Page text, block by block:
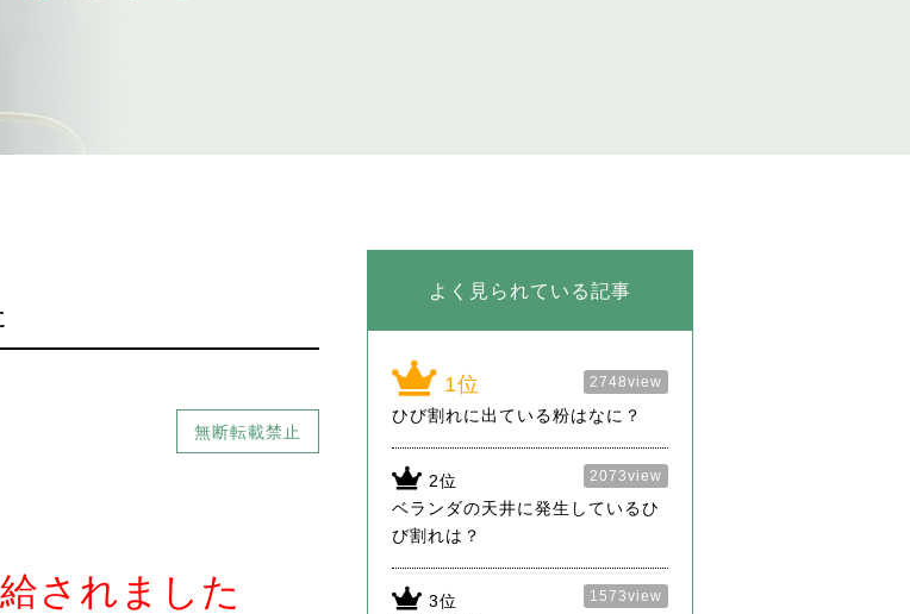
無断転載禁止
されました
よく見られている記事
ひび割れに出ている粉はなに？
2748view
ベランダの天井に発生しているひ
び割れは？
2073view
1573view